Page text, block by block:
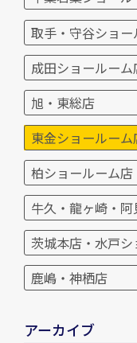
取手・守谷ショ
成田ショールーム
旭・東総店
東金ショールーム
柏ショールーム店
牛久・龍ヶ崎・阿
茨城本店・水戸
鹿嶋・神栖店
アーカイブ